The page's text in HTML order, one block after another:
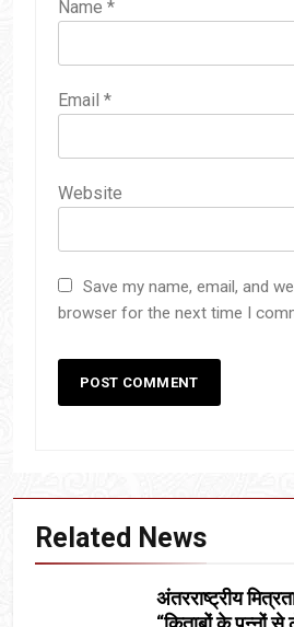
Name *
Email *
Website
Save my name, email, and
browser for the next time I
Related News
अंतरराष्ट्रीय